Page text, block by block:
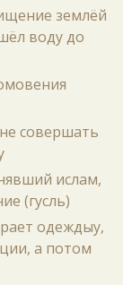
землёй
воду до
совершать
ислам,
(гусль)
одеждыу,
а потом